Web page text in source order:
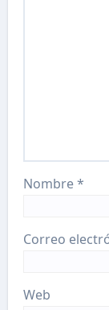
Nombre*
Correo
Web